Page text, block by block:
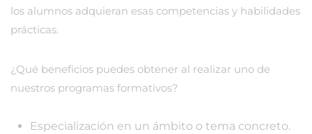
los alumnos adquieran esas competencias y habilidades
prácticas.
¿Qué beneficios puedes obtener al realizar uno de
nuestros programas formativos?
Especialización en un ámbito o tema concreto.